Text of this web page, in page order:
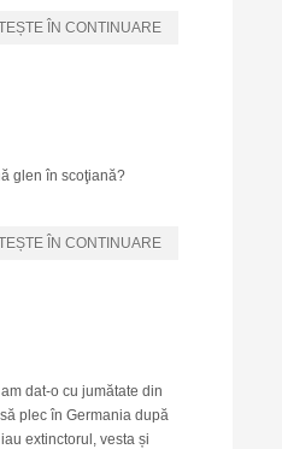
ÎN CONTINUARE
glen în scoţiană?
ÎN CONTINUARE
dat-o cu jumătate din
plec în Germania după
extinctorul, vesta și